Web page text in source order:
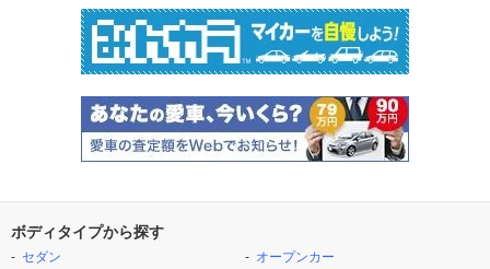
ボディタイプから探す
セダン
オープンカー